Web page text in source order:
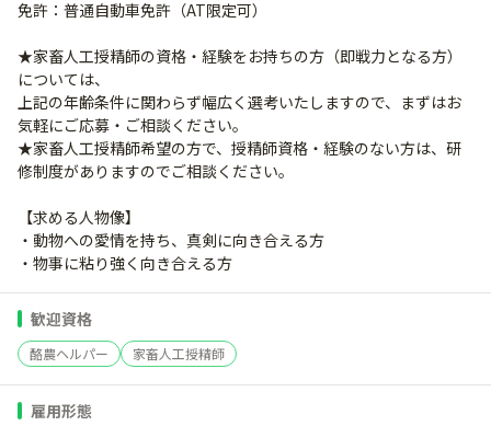
免許：普通自動車免許（AT限定可）
★家畜人工授精師の資格・経験をお持ちの方（即戦力となる方）
については、
上記の年齢条件に関わらず幅広く選考いたしますので、まずはお
気軽にご応募・ご相談ください。
★家畜人工授精師希望の方で、授精師資格・経験のない方は、研
修制度がありますのでご相談ください。
【求める人物像】
・動物への愛情を持ち、真剣に向き合える方
・物事に粘り強く向き合える方
歓迎資格
酪農ヘルパー 家畜人工授精師
雇用形態